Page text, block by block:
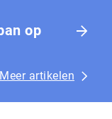
op
Meer artikelen